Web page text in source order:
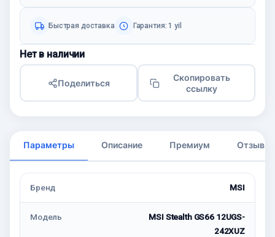
Быстрая доставка Гарантия: 1 yil
Нет в наличии
Поделиться
Скопировать
ссылку
Параметры Описание Премиум Отзывы
Бренд MSI
Модель
MSI Stealth GS66 12UGS-
242XUZ